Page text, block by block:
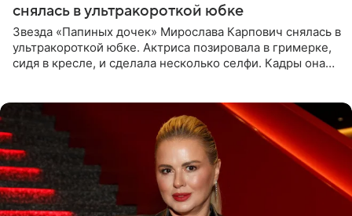
снялась в ультракороткой юбке
Звезда «Папиных дочек» Мирослава Карпович снялась в
ультракороткой юбке. Актриса позировала в гримерке,
сидя в кресле, и сделала несколько селфи. Кадры она